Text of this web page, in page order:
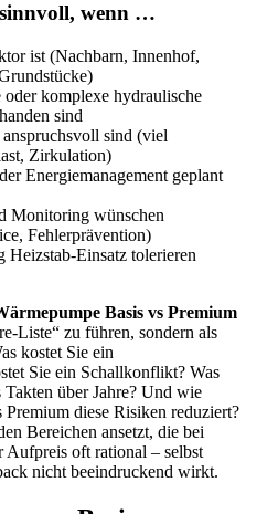
wenn …
ist (Nachbarn, Innenhof,
komplexe hydraulische
sind
sind (viel
Zirkulation)
Energiemanagement geplant
Monitoring wünschen
Fehlerprävention)
Heizstab-Einsatz tolerieren
Basis vs Premium
Liste“ zu führen, sondern als
kostet Sie ein
Sie ein Schallkonflikt? Was
über Jahre? Und wie
Premium diese Risiken reduziert?
Bereichen ansetzt, die bei
Aufpreis oft rational – selbst
nicht beeindruckend wirkt.